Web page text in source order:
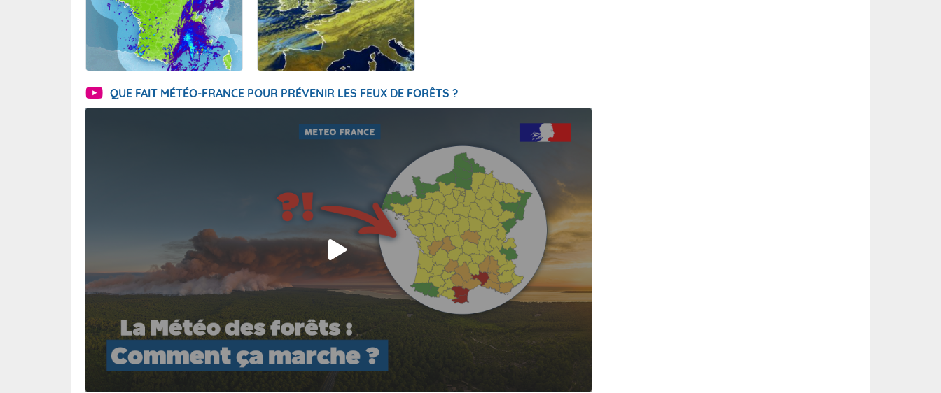
QUE FAIT MÉTÉO-FRANCE POUR PRÉVENIR LES FEUX DE FORÊTS ?